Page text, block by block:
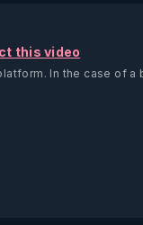
this video
In the case of a